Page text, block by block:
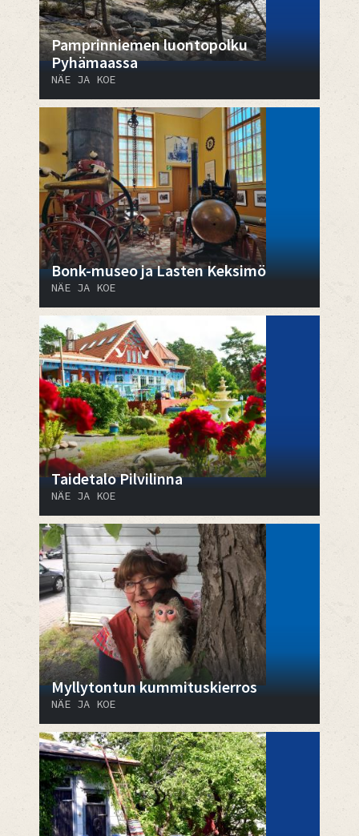
Pamprinniemen luontopolku
Pyhämaassa
NÄE JA KOE
Bonk-museo ja Lasten Keksimö
NÄE JA KOE
Taidetalo Pilvilinna
NÄE JA KOE
Myllytontun kummituskierros
NÄE JA KOE